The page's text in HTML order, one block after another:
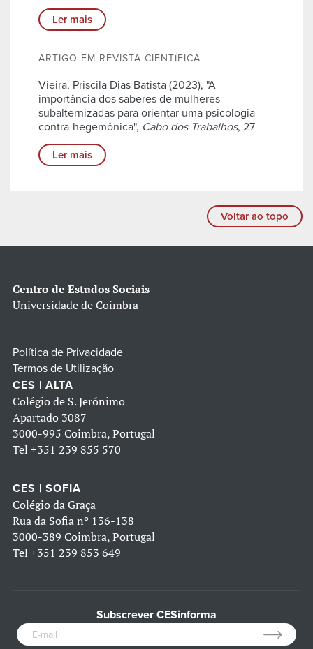
Ler mais
ARTIGO EM REVISTA CIENTÍFICA
Vieira, Priscila Dias Batista (2023), "A
importância dos saberes de mulheres
subalternizadas para orientar uma psicologia
contra-hegemônica", Cabo dos Trabalhos, 27
Ler mais
Voltar ao topo
Centro de Estudos Sociais
Universidade de Coimbra
Política de Privacidade
Termos de Utilização
CES | ALTA
Colégio de S. Jerónimo
Apartado 3087
3000-995 Coimbra, Portugal
Tel +351 239 855 570
CES | SOFIA
Colégio da Graça
Rua da Sofia nº 136-138
3000-389 Coimbra, Portugal
Tel +351 239 853 649
Subscrever CESinforma